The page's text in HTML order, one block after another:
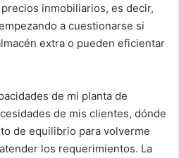
inmobiliarios, es decir,
a cuestionarse si
extra o pueden eficientar
de mi planta de
de mis clientes, dónde
de equilibrio para volverme
los requerimientos. La